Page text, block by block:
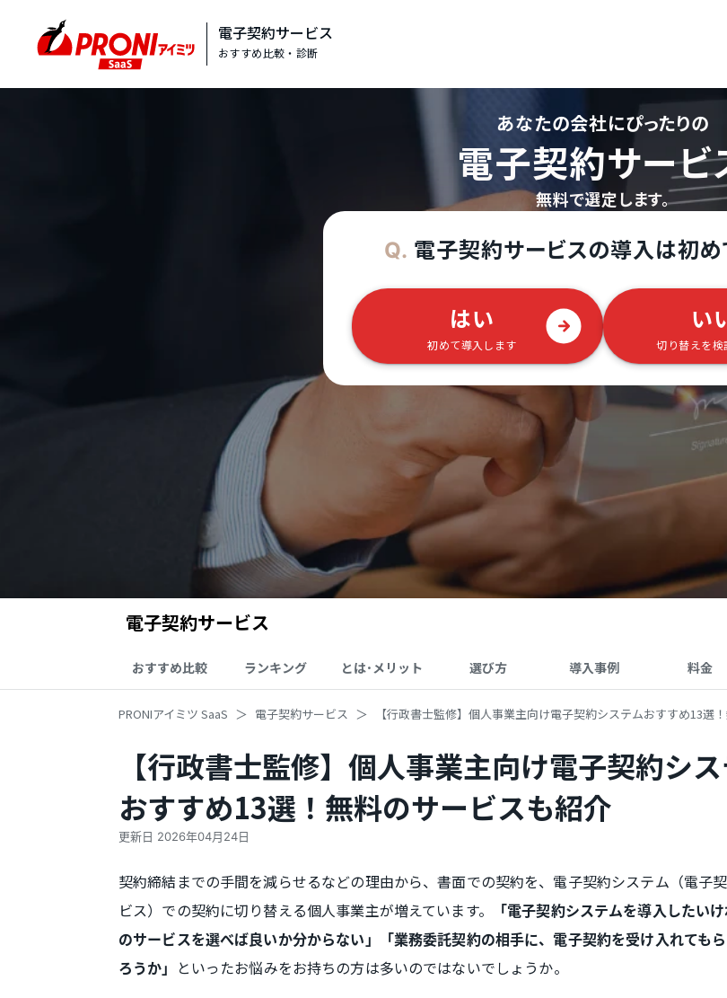
電子契約サービス
おすすめ比較・診断
あなたの会社にぴったりの
電子契約サービ
無料で選定します。
Q. 電子契約サービスの導入は初め
はい
初めて導入します
い
切り替えを検
電子契約サービス
おすすめ比較 ランキング とは･メリット 選び方 導入事例 料金
PRONIアイミツ SaaS 電子契約サービス 【行政書士監修】個人事業主向け電子契約システムおすすめ13選
【行政書士監修】個人事業主向け電子契約シ
おすすめ13選！無料のサービスも紹介
更新日 2026年04月24日
契約締結までの手間を減らせるなどの理由から、書面での契約を、電子契約システム（電子
ビス）での契約に切り替える個人事業主が増えています。
「電子契約システムを導入したい
のサービスを選べば良いか分からない」「業務委託契約の相手に、電子契約を受け入れても
ろうか」
といったお悩みをお持ちの方は多いのではないでしょうか。